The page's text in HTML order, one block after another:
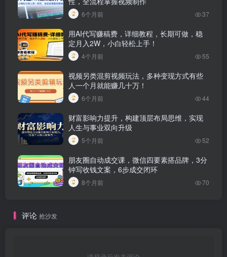
6个月前 37
用AI代写赚稿费，详细教程，长期可做，稳
定月入2W，小白轻松上手！
4个月前 55
视频另类混剪视频玩法，多种变现方式有些
人一个月就能赚几十万！
6个月前 44
财富影响力提升，构建顶层布局思维，实现
人生与事业双向升级
5个月前 52
朋友圈自动成交课，微信四要素搭品牌，3分
钟写收钱文案，6步成交闭环
8个月前 70
评论 抢沙发